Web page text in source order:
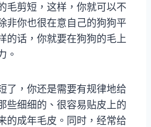
毛剪短，这样，你就可以不
非你也很在意自己的狗狗平
的话，你就要在狗狗的毛上
。
了，你还是需要有规律地给
些细细的、很容易贴皮上的
的成年毛皮。同时，经常给